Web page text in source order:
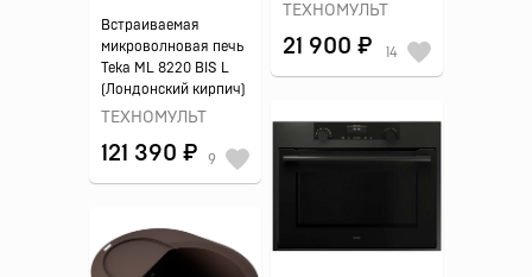
ТЕХНОМУЛЬТ
21 900 ₽ 14
Встраиваемая
микроволновая печь
Teka ML 8220 BIS L
(Лондонский кирпич)
ТЕХНОМУЛЬТ
121 390 ₽ 9